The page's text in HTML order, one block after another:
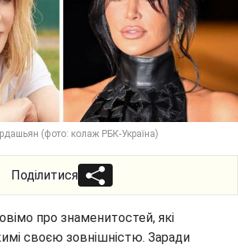
(фото: колаж РБК-Україна)
Поділитися
про знаменитостей, які
своєю зовнішністю. Заради